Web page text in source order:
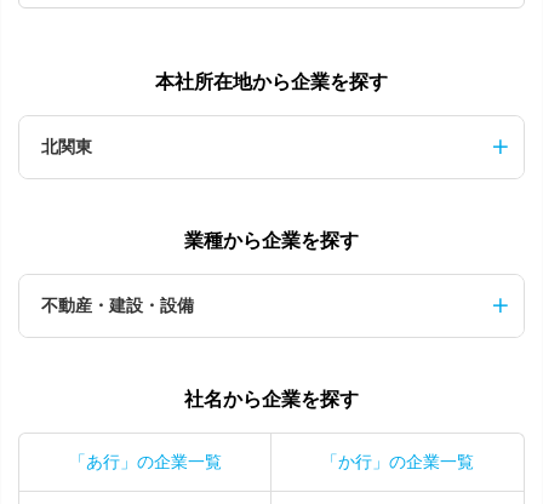
本社所在地から企業を探す
北関東
業種から企業を探す
不動産・建設・設備
社名から企業を探す
「あ行」の企業一覧 「か行」の企業一覧